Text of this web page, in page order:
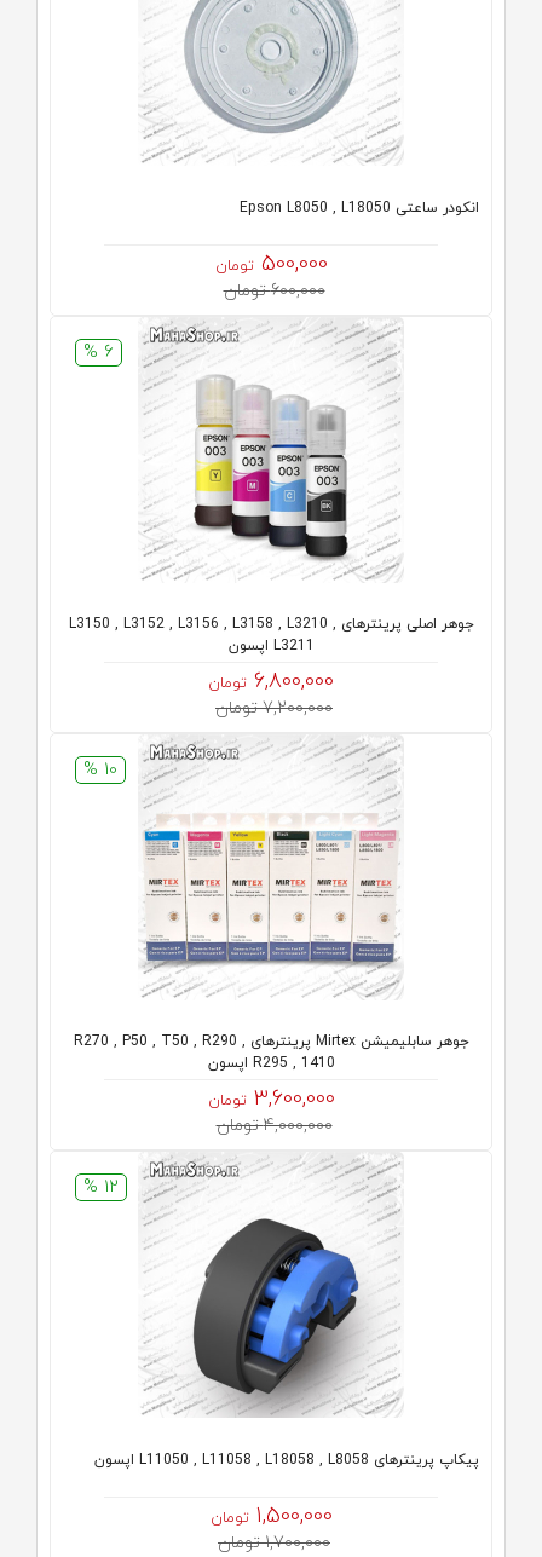
انکودر ساعتی Epson L8050 , L18050
500,000 تومان
600,000 تومان
6 %
جوهر اصلی پرینترهای L3150 , L3152 , L3156 , L3158 , L3210 ,
L3211 اپسون
6,800,000 تومان
7,200,000 تومان
10 %
جوهر سابلیمیشن Mirtex پرینترهای R270 , P50 , T50 , R290 ,
R295 , 1410 اپسون
3,600,000 تومان
4,000,000 تومان
12 %
پیکاپ پرینترهای L11050 , L11058 , L18058 , L8058 اپسون
1,500,000 تومان
1,700,000 تومان